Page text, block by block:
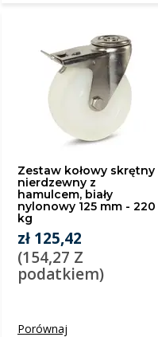
Zestaw kołowy skrętny
nierdzewny z
hamulcem, biały
nylonowy 125 mm - 220
kg
zł 125,42
(154,27 Z
podatkiem)
Porównaj